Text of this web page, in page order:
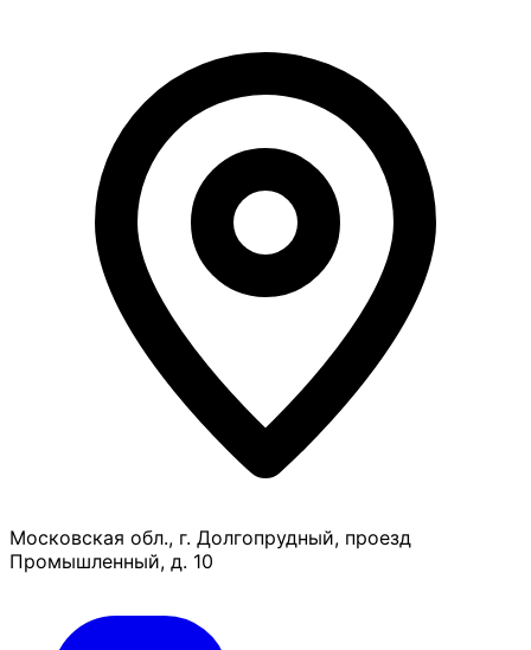
Московская обл., г. Долгопрудный, проезд
Промышленный, д. 10